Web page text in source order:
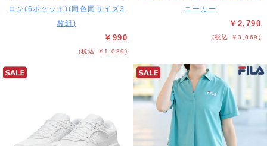
ロン(6ポケット)(同色同サイズ3
枚組)
￥990
(税込 ￥1,089)
ニーカー
￥2,790
(税込 ￥3,069)